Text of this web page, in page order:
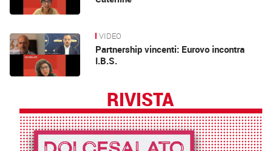
DALL’AZIENDA VIDEO
Partnership vincenti: Eurovo incontra
I.B.S.
RIVISTA